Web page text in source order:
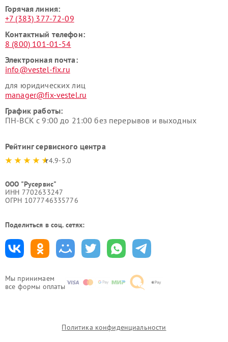
Мы принимаем
все формы оплаты
Горячая линия:
+7 (383) 377-72-09
Контактный телефон:
8 (800) 101-01-54
Электронная почта:
info@vestel-fix.ru
для юридических лиц
manager@fix-vestel.ru
График работы:
ПН-ВСК с 9:00 до 21:00 без перерывов и выходных
Рейтинг сервисного центра
4.9-5.0
ООО "Русервис"
ИНН 7702633247
ОГРН 1077746335776
Поделиться в соц. сетях:
Политика конфиденциальности